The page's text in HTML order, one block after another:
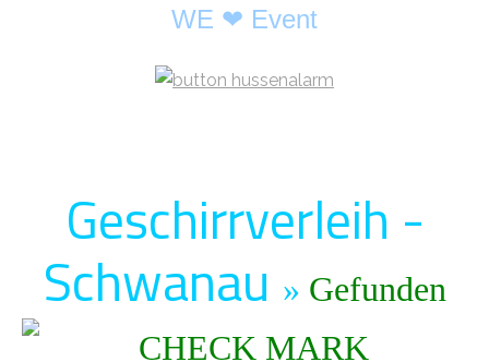
WE ❤ Event
Geschirrverleih -
Schwanau » Gefunden